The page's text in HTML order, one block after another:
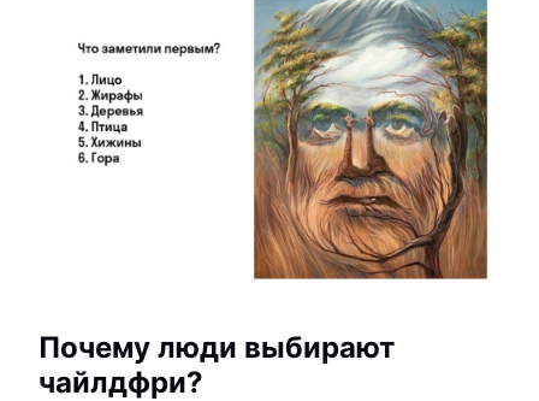
Почему люди выбирают
чайлдфри?